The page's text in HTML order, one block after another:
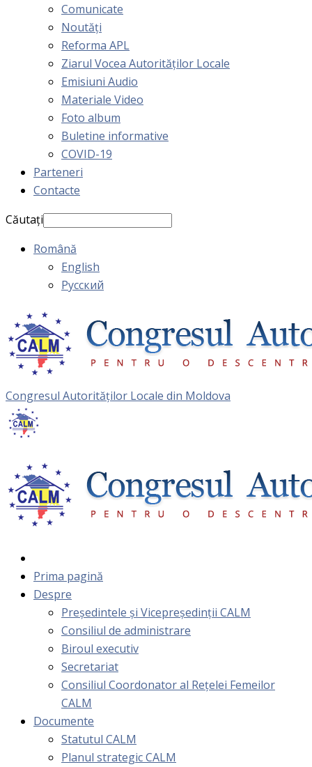
Comunicate
Noutăți
Reforma APL
Ziarul Vocea Autorităților Locale
Emisiuni Audio
Materiale Video
Foto album
Buletine informative
COVID-19
Parteneri
Contacte
Căutați
Română
English
Русский
Congresul Autorităţilor Locale din Moldova
Prima pagină
Despre
Președintele și Vicepreședinții CALM
Consiliul de administrare
Biroul executiv
Secretariat
Consiliul Coordonator al Rețelei Femeilor
CALM
Documente
Statutul CALM
Planul strategic CALM